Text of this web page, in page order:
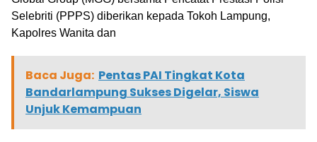
Selebriti (PPPS) diberikan kepada Tokoh Lampung,
Kapolres Wanita dan
Baca Juga: Pentas PAI Tingkat Kota
Bandarlampung Sukses Digelar, Siswa
Unjuk Kemampuan